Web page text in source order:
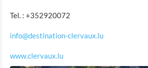
Museum of the Battle of the
Victor Hugo's House Literature
Tel. : +352920072
info@destination-clervaux.lu
www.clervaux.lu